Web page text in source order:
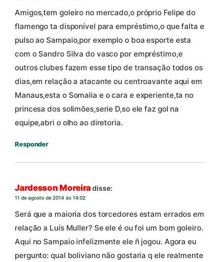
Amigos,tem goleiro no mercado,o próprio Felipe do
flamengo ta disponível para empréstimo,o que falta e
pulso ao Sampaio,por exemplo o boa esporte esta
com o Sandro Silva do vasco por empréstimo,e
outros clubes fazem esse tipo de transação todos os
dias,em relação a atacante ou centroavante aqui em
Manaus,esta o Somalia e o cara e experiente,ta no
princesa dos solimões,serie D,so ele faz gol na
equipe,abri o olho ao diretoria.
Responder
Jardesson Moreiradisse:
11 de agosto de 2014 às 14:02
Será que a maioria dos torcedores estam errados em
relação a Luís Muller? Se ele é ou foi um bom goleiro.
Aqui no Sampaio infelizmente ele ñ jogou. Agora eu
pergunto: qual boliviano não gostaria q ele realmente